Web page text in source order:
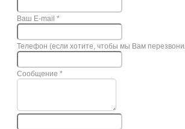
Ваш E-mail *
Телефон (если хотите, чтобы мы Вам
Сообщение *